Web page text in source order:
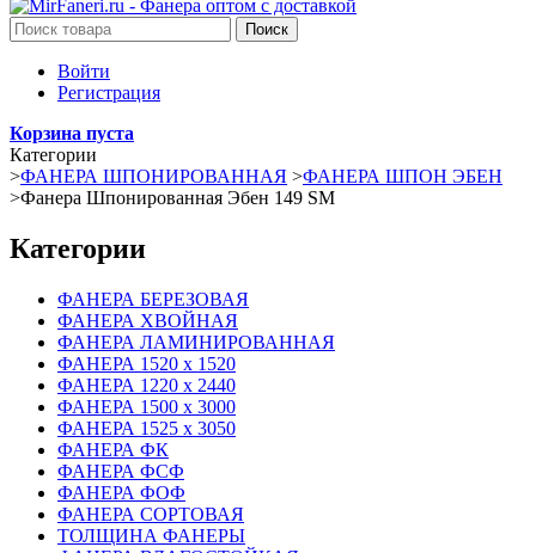
Поиск
Войти
Регистрация
Корзина пуста
Категории
>ФАНЕРА ШПОНИРОВАННАЯ >ФАНЕРА ШПОН ЭБЕН
>Фанера Шпонированная Эбен 149 SM
Категории
ФАНЕРА БЕРЕЗОВАЯ
ФАНЕРА ХВОЙНАЯ
ФАНЕРА ЛАМИНИРОВАННАЯ
ФАНЕРА 1520 х 1520
ФАНЕРА 1220 х 2440
ФАНЕРА 1500 х 3000
ФАНЕРА 1525 х 3050
ФАНЕРА ФК
ФАНЕРА ФСФ
ФАНЕРА ФОФ
ФАНЕРА СОРТОВАЯ
ТОЛЩИНА ФАНЕРЫ